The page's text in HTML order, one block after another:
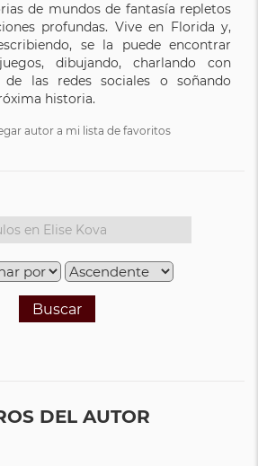
de mundos de fantasía repletos
profundas. Vive en Florida y,
se la puede encontrar
dibujando, charlando con
las redes sociales o soñando
historia.
autor a mi lista de favoritos
Buscar
DEL AUTOR